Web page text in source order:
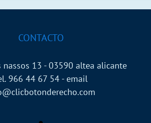
CONTACTO
nassos 13 - 03590 altea alicante
966 44 67 54 - email